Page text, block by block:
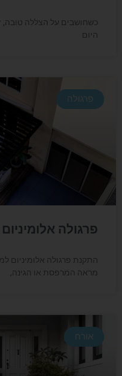
כשחושבים על הצללה טובה,
היום
פרגולה
פרגולה
התקנת פרגולה אלומיניום
מראה המרפסת או הגינה,
אורח